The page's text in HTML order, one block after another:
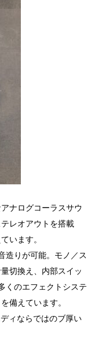
ナログコーラスサウ
レオアウトを搭載
います。
造りが可能。モノ／ス
切換え、内部スイッ
くのエフェクトシステ
備えています。
ィならではのブ厚い